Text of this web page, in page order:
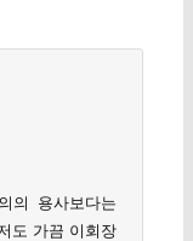
의 용사보다는
도 가끔 이회장